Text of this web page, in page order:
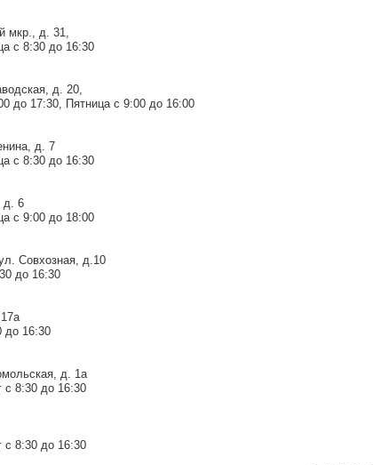
мкр., д. 31,
с 8:30 до 16:30
д. 20,
до 17:30, Пятница с 9:00 до 16:00
д. 7
с 8:30 до 16:30
д. 6
с 9:00 до 18:00
Совхозная, д.10
до 16:30
до 16:30
д. 1а
с 8:30 до 16:30
с 8:30 до 16:30